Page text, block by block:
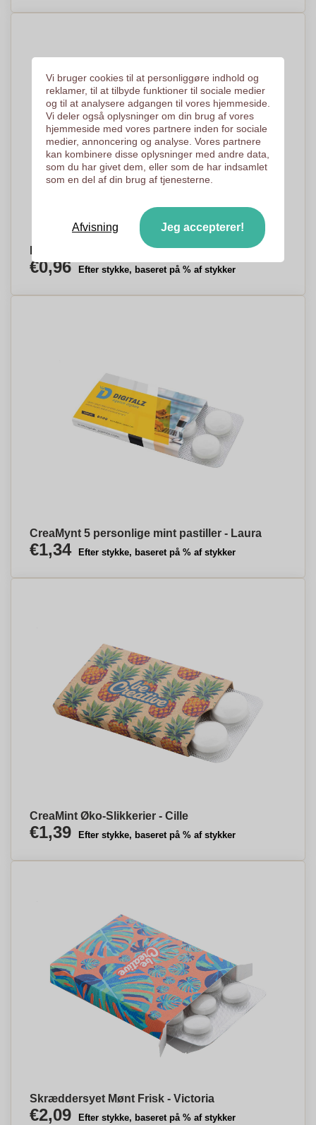
Lille glidende pebermynteboks - Farsø
€0,96 Efter stykke, baseret på % af stykker
CreaMynt 5 personlige mint pastiller - Laura
€1,34 Efter stykke, baseret på % af stykker
CreaMint Øko-Slikkerier - Cille
€1,39 Efter stykke, baseret på % af stykker
Skræddersyet Mønt Frisk - Victoria
€2,09 Efter stykke, baseret på % af stykker
Vi bruger cookies til at personliggøre indhold og
reklamer, til at tilbyde funktioner til sociale medier
og til at analysere adgangen til vores hjemmeside.
Vi deler også oplysninger om din brug af vores
hjemmeside med vores partnere inden for sociale
medier, annoncering og analyse. Vores partnere
kan kombinere disse oplysninger med andre data,
som du har givet dem, eller som de har indsamlet
som en del af din brug af tjenesterne.
Afvisning Jeg accepterer!